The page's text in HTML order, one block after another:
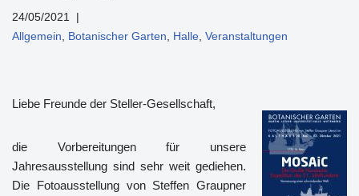
24/05/2021
Allgemein
Botanischer Garten Halle Veranstaltungen
Liebe Freunde der Steller-Gesellschaft,
die Vorbereitungen für unsere
Jahresausstellung sind sehr weit gediehen.
Die Fotoausstellung von Steffen Graupner